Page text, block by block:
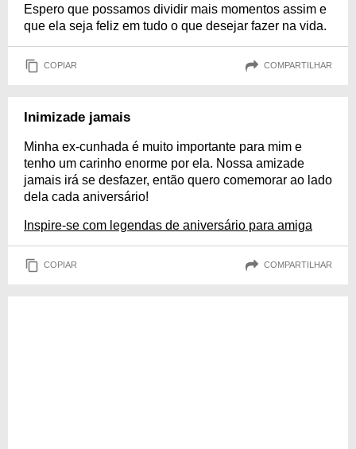
Espero que possamos dividir mais momentos assim e
que ela seja feliz em tudo o que desejar fazer na vida.
COPIAR COMPARTILHAR
Inimizade jamais
Minha ex-cunhada é muito importante para mim e
tenho um carinho enorme por ela. Nossa amizade
jamais irá se desfazer, então quero comemorar ao lado
dela cada aniversário!
Inspire-se com legendas de aniversário para amiga
COPIAR COMPARTILHAR